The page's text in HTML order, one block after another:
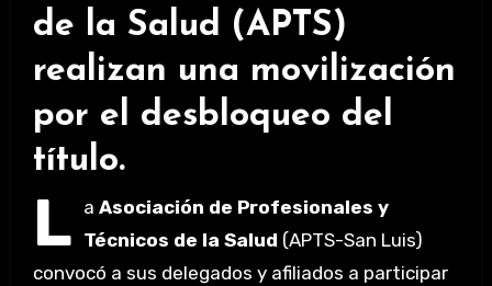
de la Salud (APTS)
realizan una movilización
por el desbloqueo del
título.
L a Asociación de Profesionales y
Técnicos de la Salud (APTS-San Luis)
convocó a sus delegados y afiliados a participar